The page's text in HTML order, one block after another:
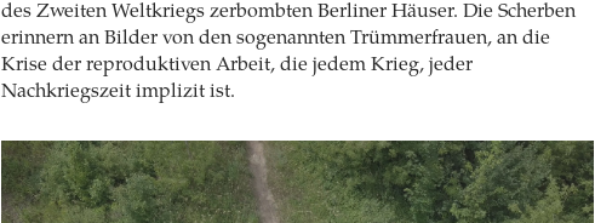
des Zweiten Weltkriegs zerbombten Berliner Häuser. Die Scherben
erinnern an Bilder von den sogenannten Trümmerfrauen, an die
Krise der reproduktiven Arbeit, die jedem Krieg, jeder
Nachkriegszeit implizit ist.